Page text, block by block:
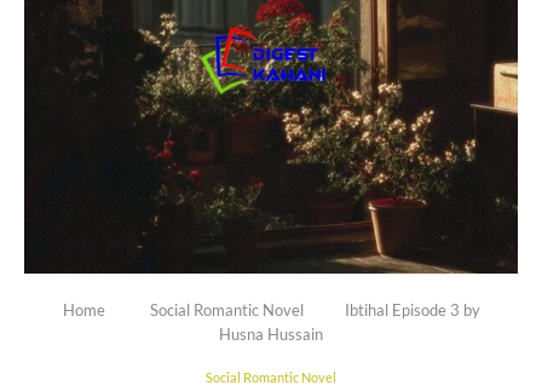
Home Social Romantic Novel
Ibtihal Episode 3 by
Husna Hussain
Social Romantic Novel